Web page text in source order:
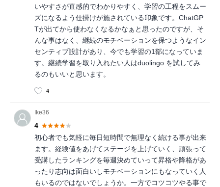
いやすさが直感的でわかりやすく、学習の工程をスムー
ズになるよう仕掛けが施されている印象です。ChatGP
Tが出てから使わなくなるかなぁと思ったのですが、そ
んな事はなく、継続のモチベーションを保つようなイン
センティブ設計があり、今でも学習の1部になっていま
す。継続学習を取り入れたい人はduolingo を試してみ
るのもいいと思います。
4
Ike36
4
初心者でも気軽に毎日短時間で無理なく続ける事が出来
ます。経験値をあげてステージを上げていく、頑張って
受講したランキングを毎週決めていって昇格や降格があ
ったり志向は面白いしモチベーションにもなっていく人
もいるのではないでしょうか。一方でコツコツやる事で